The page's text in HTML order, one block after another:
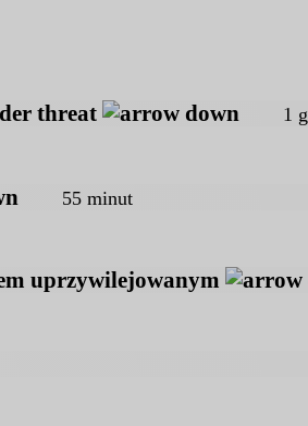
threat 1
55 minut
uprzywilejowanym